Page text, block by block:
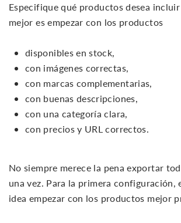
Especifique qué productos desea
mejor es empezar con los productos
disponibles en stock,
con imágenes correctas,
con marcas complementarias,
con buenas descripciones,
con una categoría clara,
con precios y URL correctos.
No siempre merece la pena exportar
una vez. Para la primera configuración,
idea empezar con los productos mejor